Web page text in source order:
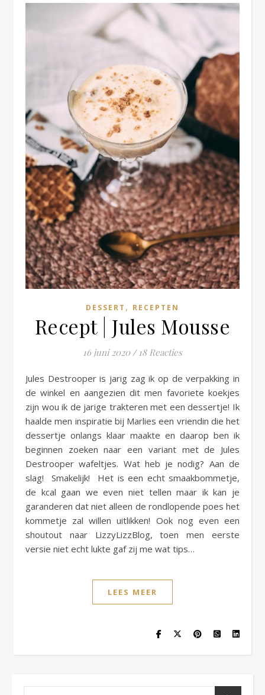
DESSERT , RECEPTEN
Recept | Jules Mousse
16 juni 2020 / 18 Reacties
Jules Destrooper is jarig zag ik op de verpakking in
de winkel en aangezien dit men favoriete koekjes
zijn wou ik de jarige trakteren met een dessertje! Ik
haalde men inspiratie bij Marlies een vriendin die het
dessertje onlangs klaar maakte en daarop ben ik
beginnen zoeken naar een variant met de Jules
Destrooper wafeltjes. Wat heb je nodig? Aan de
slag! Smakelijk! Het is een echt smaakbommetje,
de kcal gaan we even niet tellen maar ik kan je
garanderen dat niet alleen de rondlopende poes het
kommetje zal willen uitlikken! Ook nog even een
shoutout naar LizzyLizzBlog, toen men eerste
versie niet echt lukte gaf zij me wat tips…
LEES MEER